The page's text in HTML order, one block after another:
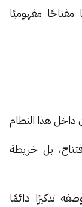
مفهوميًا
داخل هذا النظام
بل خريطة
تذكيرًا دائمًا